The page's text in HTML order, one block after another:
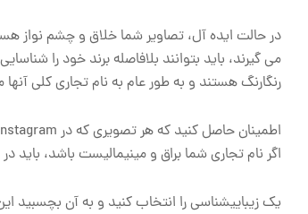
در حالت ایده آل، تصاویر شما خلاق و چشم نواز
رنگارنگ هستند و به طور عام به نام تجاری کلی
اگر نام تجاری شما براق و مینیمالیست باشد، باید در Intagram براق و مینیمالیست باشد.